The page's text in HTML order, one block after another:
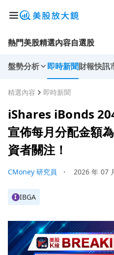
熱門美股精選內容自選股
盤勢分析 即時新聞財報快訊
精選內容 即時新聞
iShares iBonds
宣佈每月分配金額
資者關注！
CMoney 研究員 ・ 2026 年 07
I IBGA